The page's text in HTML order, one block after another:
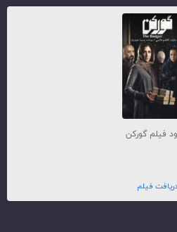
فیلم گورکن
دریافت فیلم